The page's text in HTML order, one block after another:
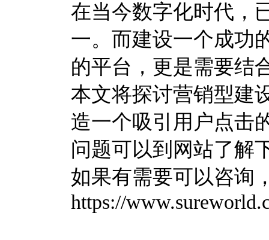
在当今数字化时代，
一。而建设一个成功
的平台，更是需要结
本文将探讨营销型建
造一个吸引用户点击
问题可以到网站了解
如果有需要可以咨询
https://